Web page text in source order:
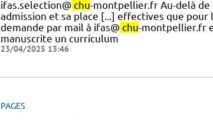
ifas.selection@ chu-montpellier.fr Au-delà de
admission et sa place [...] effectives que
demande par mail à ifas@ chu-montpellier.fr
manuscrite un curriculum
23/04/2025 13:46
PAGES